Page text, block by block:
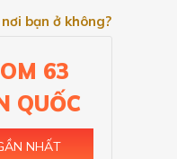
bạn ở không?
63
QUỐC
NHẤT